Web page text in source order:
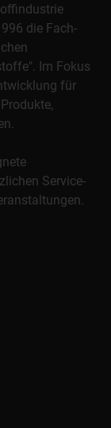
die Fach-
Im Fokus
für
Service-